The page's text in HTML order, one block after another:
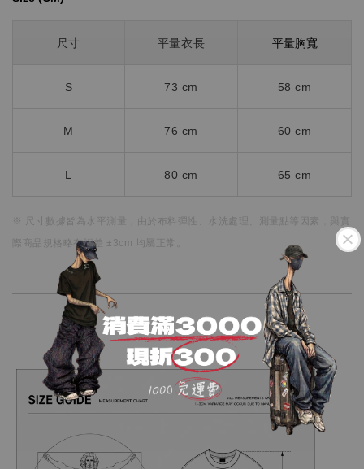
尺寸 平量衣長 平量胸寬
S 73 cm 58 cm
M 76 cm 60 cm
L 80 cm 65 cm
※ 尺寸數據皆為水平測量， 由於布料彈性、水洗處理、測量點等因素，
際商品規格略有誤差 ±3cm 均屬正常。